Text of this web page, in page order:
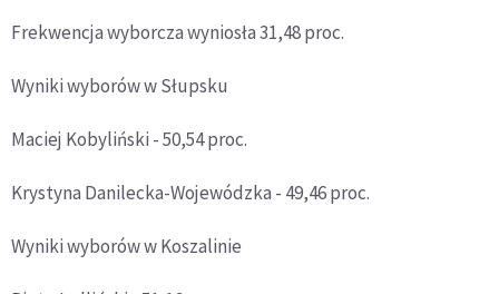
Frekwencja wyborcza wyniosła 31,48 proc.
Wyniki wyborów w Słupsku
Maciej Kobyliński - 50,54 proc.
Krystyna Danilecka-Wojewódzka - 49,46 proc.
Wyniki wyborów w Koszalinie